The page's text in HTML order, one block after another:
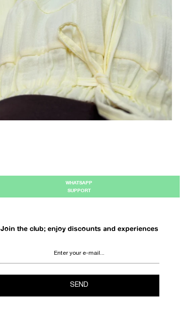
WHATSAPP
SUPPORT
Join the club; enjoy discounts and experiences
SEND